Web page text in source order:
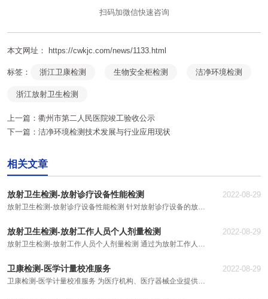
扫码加微信快速咨询
本文网址： https://cwkjc.com/news/1133.html
标签： 浙江卫康检测 生物安全柜检测 洁净环境检测
浙江放射卫生检测
上一篇： 衢州市第二人民医院竣工验收公示
下一篇： 洁净环境检测技术发展与行业应用现状
相关文章
2022-08-29
放射卫生检测-放射诊疗设备性能检测
放射卫生检测-放射诊疗设备性能检测 针对放射诊疗设备的放射
承担普通X射线机、CR、DR、CT、DSA、乳腺摄影机、X射线
治疗机、γ后装治疗机、钴-60远距离治疗机、医用电子加速器、
线装置工作场所、密封源工作场所、非密封源工作场所的放射卫
生防护检测。
2022-08-29
放射卫生检测-放射工作人员个人剂量检测
放射卫生检测-放射工作人员个人剂量检测 通过为放射工作人员
为放射工作人员的安全提供保障，为卫生行政部门监督检查提供
技术依据。可承担X射线、γ射线个人剂量检测项目。
2022-08-29
卫康检测-医学计量校准服务
卫康检测-医学计量校准服务 为医疗机构、医疗器械企业提供医